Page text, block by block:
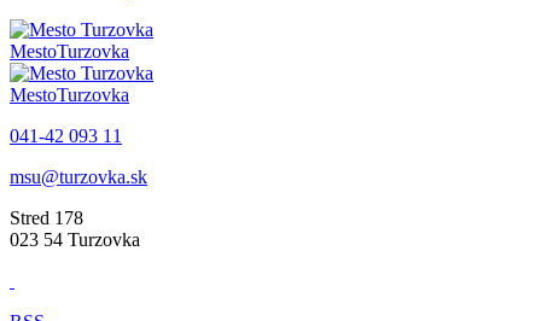
MestoTurzovka
MestoTurzovka
041-42 093 11
msu@turzovka.sk
Stred 178
023 54 Turzovka